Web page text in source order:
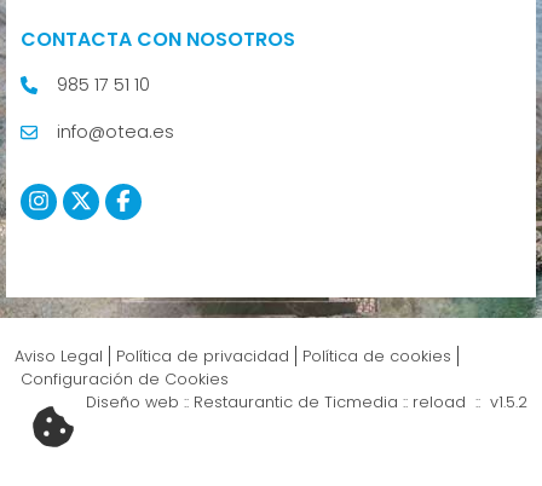
CONTACTA CON NOSOTROS
985 17 51 10
info@otea.es
Aviso Legal Política de privacidad
Política de cookies
Configuración de Cookies
Diseño web :: Restaurantic de Ticmedia :: reload :: v1.5.2